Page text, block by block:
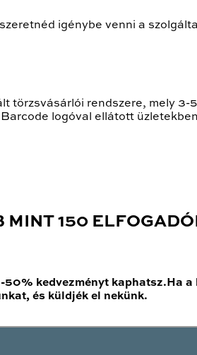
igénybe venni a
törzsvásárlói rendszere, mely 3-
logóval ellátott
150
kedvezményt kaphatsz.Ha a
és küldjék el nekünk.